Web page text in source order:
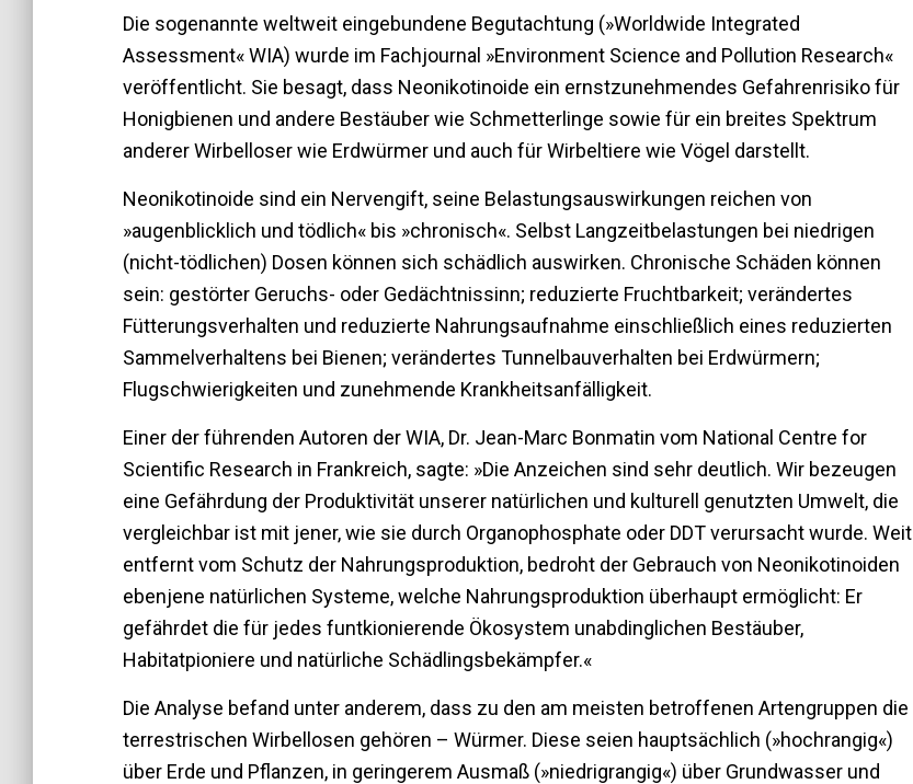
Die sogenannte weltweit eingebundene Begutachtung (»Worldwide Integrated
Assessment« WIA) wurde im Fachjournal »Environment Science and Pollution Research«
veröffentlicht. Sie besagt, dass Neonikotinoide ein ernstzunehmendes Gefahrenrisiko für
Honigbienen und andere Bestäuber wie Schmetterlinge sowie für ein breites Spektrum
anderer Wirbelloser wie Erdwürmer und auch für Wirbeltiere wie Vögel darstellt.
Neonikotinoide sind ein Nervengift, seine Belastungsauswirkungen reichen von
»augenblicklich und tödlich« bis »chronisch«. Selbst Langzeitbelastungen bei niedrigen
(nicht-tödlichen) Dosen können sich schädlich auswirken. Chronische Schäden können
sein: gestörter Geruchs- oder Gedächtnissinn; reduzierte Fruchtbarkeit; verändertes
Fütterungsverhalten und reduzierte Nahrungsaufnahme einschließlich eines reduzierten
Sammelverhaltens bei Bienen; verändertes Tunnelbauverhalten bei Erdwürmern;
Flugschwierigkeiten und zunehmende Krankheitsanfälligkeit.
Einer der führenden Autoren der WIA, Dr. Jean-Marc Bonmatin vom National Centre for
Scientific Research in Frankreich, sagte: »Die Anzeichen sind sehr deutlich. Wir bezeugen
eine Gefährdung der Produktivität unserer natürlichen und kulturell genutzten Umwelt, die
vergleichbar ist mit jener, wie sie durch Organophosphate oder DDT verursacht wurde. Weit
entfernt vom Schutz der Nahrungsproduktion, bedroht der Gebrauch von Neonikotinoiden
ebenjene natürlichen Systeme, welche Nahrungsproduktion überhaupt ermöglicht: Er
gefährdet die für jedes funtkionierende Ökosystem unabdinglichen Bestäuber,
Habitatpioniere und natürliche Schädlingsbekämpfer.«
Die Analyse befand unter anderem, dass zu den am meisten betroffenen Artengruppen die
terrestrischen Wirbellosen gehören – Würmer. Diese seien hauptsächlich (»hochrangig«)
über Erde und Pflanzen, in geringerem Ausmaß (»niedrigrangig«) über Grundwasser und